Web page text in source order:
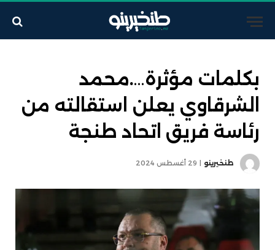
بكلمات مؤثرة….محمد
الشرقاوي يعلن استقالته من
رئاسة فريق اتحاد طنجة
طنخيرينو 29 أغسطس 2024